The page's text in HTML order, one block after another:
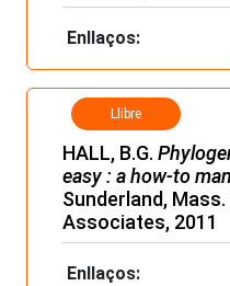
Enllaços:
Llibre
HALL, B.G.
easy : a how-to
Sunderland, Mass.
Associates, 2011
Enllaços: